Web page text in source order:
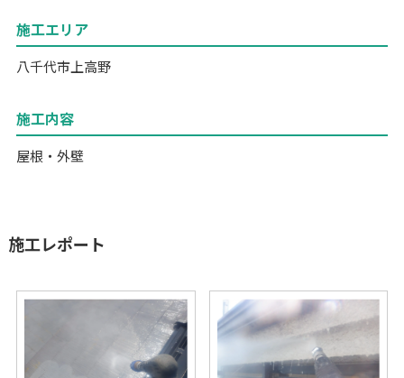
施工エリア
八千代市上高野
施工内容
屋根・外壁
施工レポート